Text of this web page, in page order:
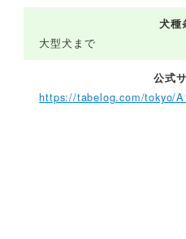
犬種
大型犬まで
公式
https://tabelog.com/tokyo/